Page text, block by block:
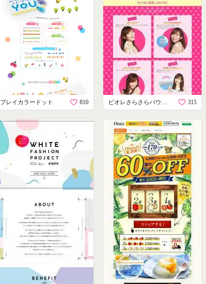
プレイカラードット 810 ビオレさらさらパウダーシート 315